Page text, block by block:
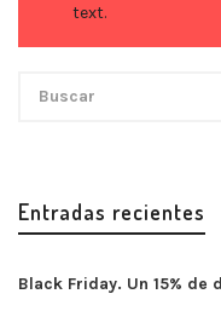
text.
Entradas recientes
Black Friday. Un 15%